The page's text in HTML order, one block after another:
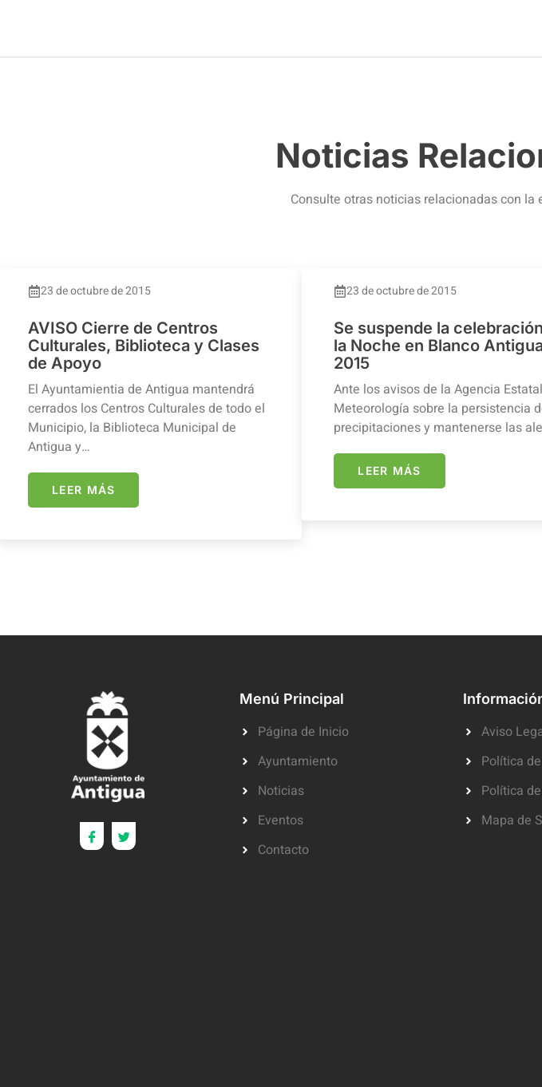
Noticias
Consulte otras noticias relacionadas con la
23 de octubre de 2015
AVISO Cierre de Centros
Culturales, Biblioteca y Clases
de Apoyo
El Ayuntamientia de Antigua mantendrá
cerrados los Centros Culturales de todo el
Municipio, la Biblioteca Municipal de
Antigua y…
LEER MÁS
23 de octubre de 2015
Se suspende la
la Noche en Blanco
2015
Ante los avisos de la Agencia
Meteorología sobre la persistencia
precipitaciones y mantenerse las
LEER MÁS
Menú Principal
Página de Inicio
Ayuntamiento
Noticias
Eventos
Contacto
Aviso
Política
Política
Mapa de